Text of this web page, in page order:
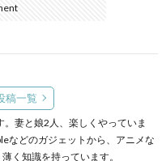
稿一覧
妻と娘2人、楽しくやっていま
などのガジェットから、アニメな
く知識を持っています。